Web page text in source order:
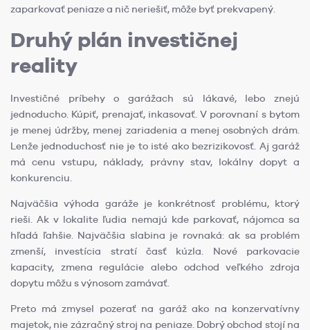
zaparkovať peniaze a nič neriešiť, môže byť prekvapený.
Druhý plán investičnej
reality
Investičné príbehy o garážach sú lákavé, lebo znejú
jednoducho. Kúpiť, prenajať, inkasovať. V porovnaní s bytom
je menej údržby, menej zariadenia a menej osobných drám.
Lenže jednoduchosť nie je to isté ako bezrizikovosť. Aj garáž
má cenu vstupu, náklady, právny stav, lokálny dopyt a
konkurenciu.
Najväčšia výhoda garáže je konkrétnosť problému, ktorý
rieši. Ak v lokalite ľudia nemajú kde parkovať, nájomca sa
hľadá ľahšie. Najväčšia slabina je rovnaká: ak sa problém
zmenší, investícia stratí časť kúzla. Nové parkovacie
kapacity, zmena regulácie alebo odchod veľkého zdroja
dopytu môžu s výnosom zamávať.
Preto má zmysel pozerať na garáž ako na konzervatívny
majetok, nie zázračný stroj na peniaze. Dobrý obchod stojí na